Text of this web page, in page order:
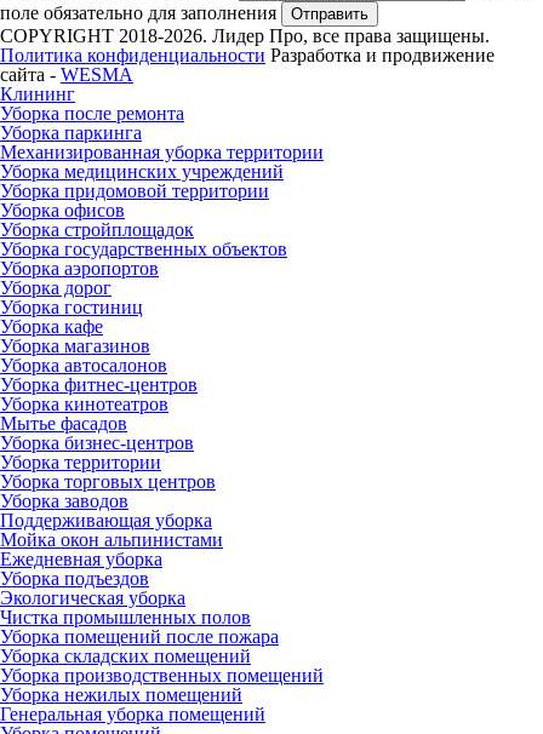
поле обязательно для заполнения
Отправить
COPYRIGHT 2018-2026. Лидер Про, все права защищены.
Политика конфиденциальности Разработка и продвижение
сайта - WESMA
Клининг
Уборка после ремонта
Уборка паркинга
Механизированная уборка территории
Уборка медицинских учреждений
Уборка придомовой территории
Уборка офисов
Уборка стройплощадок
Уборка государственных объектов
Уборка аэропортов
Уборка дорог
Уборка гостиниц
Уборка кафе
Уборка магазинов
Уборка автосалонов
Уборка фитнес-центров
Уборка кинотеатров
Мытье фасадов
Уборка бизнес-центров
Уборка территории
Уборка торговых центров
Уборка заводов
Поддерживающая уборка
Мойка окон альпинистами
Ежедневная уборка
Уборка подъездов
Экологическая уборка
Чистка промышленных полов
Уборка помещений после пожара
Уборка складских помещений
Уборка производственных помещений
Уборка нежилых помещений
Генеральная уборка помещений